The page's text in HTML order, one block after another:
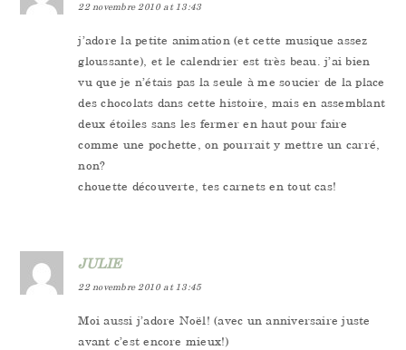
22 novembre 2010 at 13:43
j’adore la petite animation (et cette musique assez
gloussante), et le calendrier est très beau. j’ai bien
vu que je n’étais pas la seule à me soucier de la place
des chocolats dans cette histoire, mais en assemblant
deux étoiles sans les fermer en haut pour faire
comme une pochette, on pourrait y mettre un carré,
non?
chouette découverte, tes carnets en tout cas!
JULIE
22 novembre 2010 at 13:45
Moi aussi j’adore Noël! (avec un anniversaire juste
avant c’est encore mieux!)